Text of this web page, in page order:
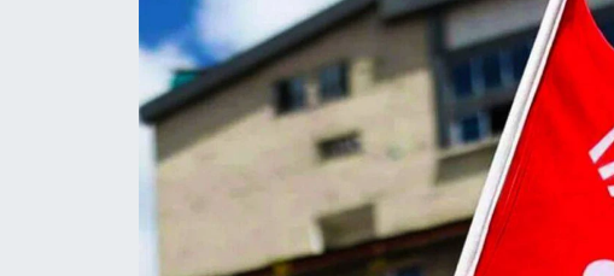
MAGAZİN